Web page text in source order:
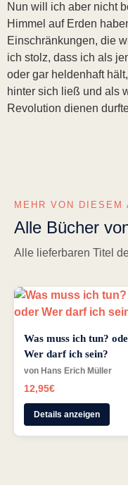
Nun will ich aber nicht
Himmel auf Erden
Einschränkungen, die
ich stolz, dass ich als
oder gar heldenhaft
hinter sich ließ und als
Revolution dienen
MEHR VON DIESEM
Alle Bücher
Alle lieferbaren Titel
Was muss ich tun?
Wer darf ich sein?
von Hans Erich Müller
12,95€
Details anzeigen